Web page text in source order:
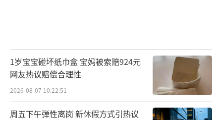
1岁宝宝碰坏纸巾盒 宝妈被索赔924元
网友热议赔偿合理性
2026-08-07 10:22:51
周五下午弹性离岗 新休假方式引热议